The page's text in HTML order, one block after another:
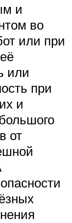
и
во
или при
или
при
и
от